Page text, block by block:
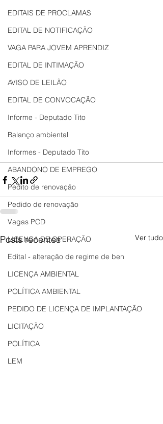
EDITAIS DE PROCLAMAS
EDITAL DE NOTIFICAÇÃO
VAGA PARA JOVEM APRENDIZ
EDITAL DE INTIMAÇÃO
AVISO DE LEILÃO
EDITAL DE CONVOCAÇÃO
Informe - Deputado Tito
Balanço ambiental
Informes - Deputado Tito
ABANDONO DE EMPREGO
Pedito de renovação
Pedido de renovação
Vagas PCD
LICENÇA DE OPERAÇÃO
Edital - alteração de regime de ben
LICENÇA AMBIENTAL
POLÍTICA AMBIENTAL
PEDIDO DE LICENÇA DE IMPLANTAÇÃO
LICITAÇÃO
POLÍTICA
LEM
Posts recentes Ver tudo